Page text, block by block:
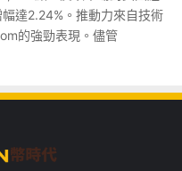
達2.24%。推動力來自技術
的強勁表現。儘管